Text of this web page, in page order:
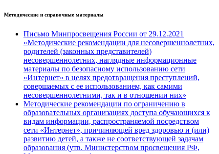
Методические и справочные материалы
Письмо Минпросвещения России от 29.12.2021
«Методические рекомендации для несовершеннолетних,
родителей (законных представителей)
несовершеннолетних, наглядные информационные
материалы по безопасному использованию сети
«Интернет» в целях предотвращения преступлений,
совершаемых с ее использованием, как самими
несовершеннолетними, так и в отношении них»
Методические рекомендации по ограничению в
образовательных организациях доступа обучающихся к
видам информации, распространяемой посредством
сети «Интернет», причиняющей вред здоровью и (или)
развитию детей, а также не соответствующей задачам
образования (утв. Министерством просвещения РФ,